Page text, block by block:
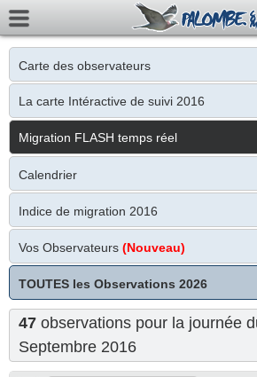
Carte des observateurs
La carte Intéractive de suivi 2016
Migration FLASH temps réel
Calendrier
Indice de migration 2016
Vos Observateurs (Nouveau)
TOUTES les Observations 2026
47 observations pour la journée
Septembre 2016